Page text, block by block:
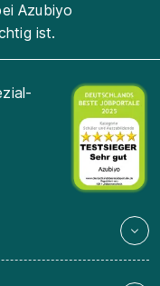
Azubiyo
ist.